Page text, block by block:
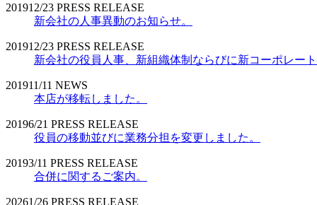
201912/23 PRESS RELEASE
新会社の人事異動のお知らせ。
201912/23 PRESS RELEASE
新会社の役員人事、新組織体制ならびに新コーポレート
201911/11 NEWS
本店が移転しました。
20196/21 PRESS RELEASE
役員の移動並びに業務分担を変更しました。
20193/11 PRESS RELEASE
合併に関するご案内。
20261/26 PRESS RELEASE